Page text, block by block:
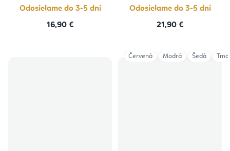
Odosielame do 3-5 dní
16,90 €
Odosielame do 3-5 dní
21,90 €
Červená Modrá Šedá